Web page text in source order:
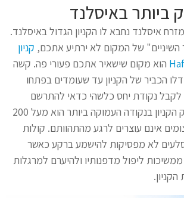
ביותר באיסלנד
איסלנד נחבא לו הקניון הגדול באיסלנד.
של המקום לא ירתיע אתכם, קניון
הוא מקום שישאיר אתכם פעורי פה. קשה
הכביר של הקניון עד שעומדים בפתחו
לקבל נקודת יחס כלשהי כדאי להתרשם
באמת מהגודל. עומק הקניון בנקודה העמוקה ביותר הוא מעל 200
אינם עוצרים לרגע מהתהוותם. קולות
לא מפסיקות להישמע ברקע כאשר
ליפול מדפנותיו ולהיערם למרגלות